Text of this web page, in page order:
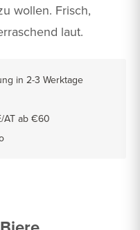
wollen. Frisch,
laut.
in 2-3 Werktage
AT ab €60